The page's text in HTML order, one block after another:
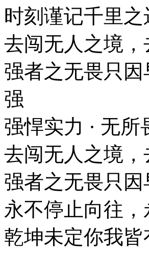
时刻谨记千里
去闯无人之境
强者之无畏只
强
强悍实力 · 无所
去闯无人之境
强者之无畏只
永不停止向往
乾坤未定你我